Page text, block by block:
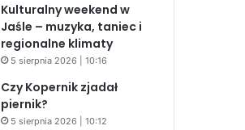
Kulturalny weekend w
Jaśle – muzyka, taniec i
regionalne klimaty
5 sierpnia 2026 | 10:16
Czy Kopernik zjadał
piernik?
5 sierpnia 2026 | 10:12